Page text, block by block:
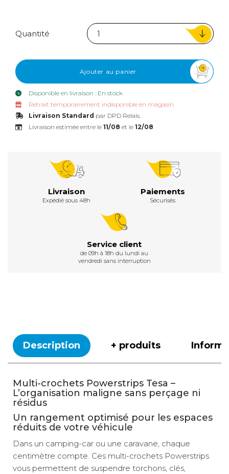
Quantité
Ajouter au panier
Disponible en livraison : En stock
Retrait temporairement indisponible en magasin
Livraison Standard par DPD Relais.
Livraison estimée entre le 11/08 et le 12/08
Livraison
Expédié sous 48h
Paiements
Sécurisés
Service client
de 09h à 18h du lundi au
vendredi sans interruption
Description + produits
Multi-crochets Powerstrips Tesa –
L’organisation maligne sans perçage ni
résidus
Un rangement optimisé pour les espaces
réduits de votre véhicule
Dans un camping-car ou une caravane, chaque
centimètre compte. Ces multi-crochets Powerstrips
vous permettent de suspendre torchons, clés,